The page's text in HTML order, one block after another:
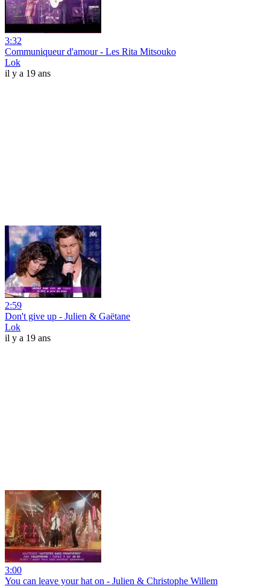
3:32
Communiqueur d'amour - Les Rita Mitsouko
Lok
il y a 19 ans
2:59
Don't give up - Julien & Gaëtane
Lok
il y a 19 ans
3:00
You can leave your hat on - Julien & Christophe Willem